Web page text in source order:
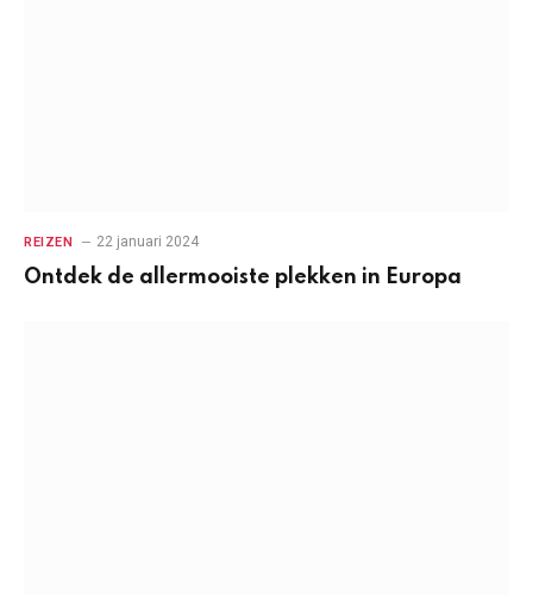
REIZEN 22 januari 2024
Ontdek de allermooiste plekken in Europa